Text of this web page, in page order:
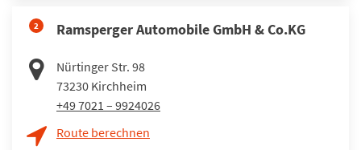
2 Ramsperger Automobile GmbH & Co.KG
Nürtinger Str. 98
73230 Kirchheim
+49 7021 – 9924026
Route berechnen